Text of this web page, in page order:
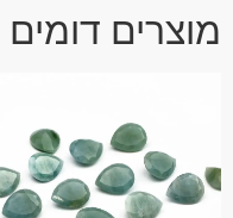
מוצרים דומים